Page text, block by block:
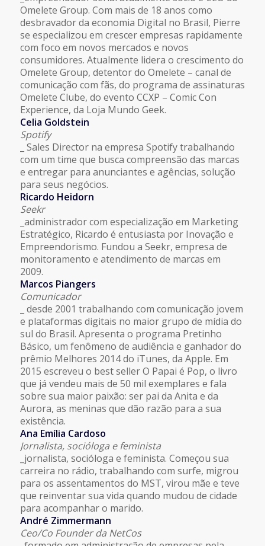
Omelete Group. Com mais de 18 anos como
desbravador da economia Digital no Brasil, Pierre
se especializou em crescer empresas rapidamente
com foco em novos mercados e novos
consumidores. Atualmente lidera o crescimento do
Omelete Group, detentor do Omelete – canal de
comunicação com fãs, do programa de assinaturas
Omelete Clube, do evento CCXP – Comic Con
Experience, da Loja Mundo Geek.
Celia Goldstein
Spotify
_ Sales Director na empresa Spotify trabalhando
com um time que busca compreensão das marcas
e entregar para anunciantes e agências, solução
para seus negócios.
Ricardo Heidorn
Seekr
_administrador com especialização em Marketing
Estratégico, Ricardo é entusiasta por Inovação e
Empreendorismo. Fundou a Seekr, empresa de
monitoramento e atendimento de marcas em
2009.
Marcos Piangers
Comunicador
_ desde 2001 trabalhando com comunicação jovem
e plataformas digitais no maior grupo de mídia do
sul do Brasil. Apresenta o programa Pretinho
Básico, um fenômeno de audiência e ganhador do
prêmio Melhores 2014 do iTunes, da Apple. Em
2015 escreveu o best seller O Papai é Pop, o livro
que já vendeu mais de 50 mil exemplares e fala
sobre sua maior paixão: ser pai da Anita e da
Aurora, as meninas que dão razão para a sua
existência.
Ana Emília Cardoso
Jornalista, socióloga e feminista
_jornalista, socióloga e feminista. Começou sua
carreira no rádio, trabalhando com surfe, migrou
para os assentamentos do MST, virou mãe e teve
que reinventar sua vida quando mudou de cidade
para acompanhar o marido.
André Zimmermann
Ceo/Co Founder da NetCos